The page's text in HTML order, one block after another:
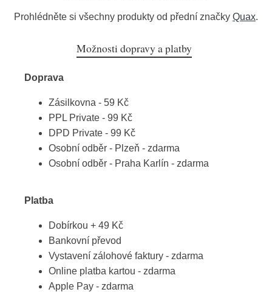
Prohlédněte si všechny produkty od přední značky Quax.
Možnosti dopravy a platby
Doprava
Zásilkovna - 59 Kč
PPL Private - 99 Kč
DPD Private - 99 Kč
Osobní odběr - Plzeň - zdarma
Osobní odběr - Praha Karlín - zdarma
Platba
Dobírkou + 49 Kč
Bankovní převod
Vystavení zálohové faktury - zdarma
Online platba kartou - zdarma
Apple Pay - zdarma